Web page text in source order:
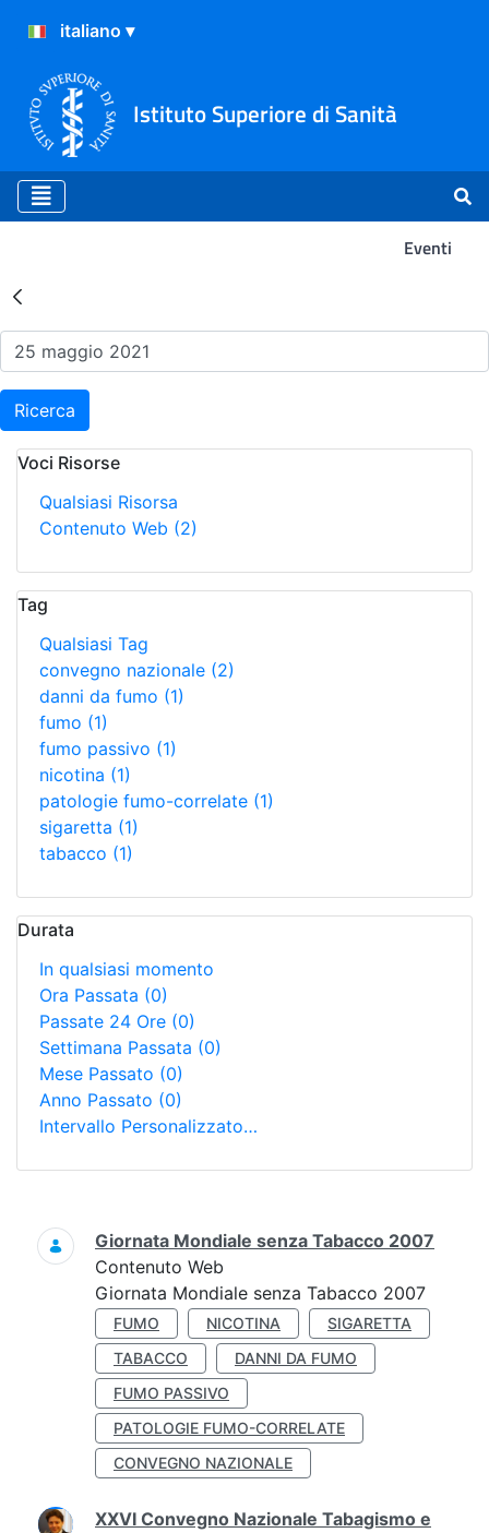
Istituto Superiore di Sanità
Eventi
Risultati della Ricerca -
Ricerca
Voci Risorse
Qualsiasi Risorsa
Contenuto Web (2)
Tag
Qualsiasi Tag
convegno nazionale (2)
danni da fumo (1)
fumo (1)
fumo passivo (1)
nicotina (1)
patologie fumo-correlate (1)
sigaretta (1)
tabacco (1)
Durata
In qualsiasi momento
Ora Passata (0)
Passate 24 Ore (0)
Settimana Passata (0)
Mese Passato (0)
Anno Passato (0)
Intervallo Personalizzato…
Ricerca
Giornata Mondiale senza Tabacco 2007
Contenuto Web
Giornata Mondiale senza Tabacco 2007
FUMO NICOTINA
SIGARETTA
TABACCO
DANNI DA FUMO
FUMO PASSIVO
PATOLOGIE FUMO-CORRELATE
CONVEGNO NAZIONALE
XXVI Convegno Nazionale Tabagismo e